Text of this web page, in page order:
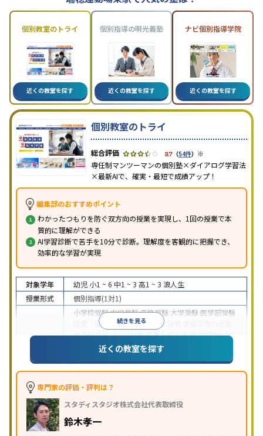
個別教室のトライ
近くの教室を探す
個別指導の明光義塾
近くの教室を探す
ナビ個別指導学院
近くの教室を探す
個別教室のトライ
3.7 （54件） ※
専任制マンツーマンの個別塾×ダイアログ学習法
×最新AIで、確実・最短で成績アップ！
編集部のおすすめポイント
わかったつもりを防ぐ双方向の授業を実現し、1回の授業で本
質的に理解ができる
AI学習診断で苦手を10分で診断。理解度を客観的に把握でき、
効率的な学習が実現
続きを見る
対象学年 幼児 小1 ~ 6 中1 ~ 3 高1 ~ 3 浪人生
授業形式
個別指導(1対1)
小学校受験中学受験高校受験 大学受験 医学部受験
授業・定期テスト対策
内申点対策
総合型選抜(旧AO)対策推薦入試対策学校別特化対
国公立大対策私大対策 共通テスト対策
語・英会話特化対策その他科目別特化対策
特徴
中高一貫校生に対応
応
学習にPC・タブレットを利用
科目から受講可能季節講習のみの受講可
の子どもに対応
※2023年3月調査。
近くの教室を探す
専門家の評価・評判は？
スタディスタジオ株式会社代表取締役
鈴木孝一